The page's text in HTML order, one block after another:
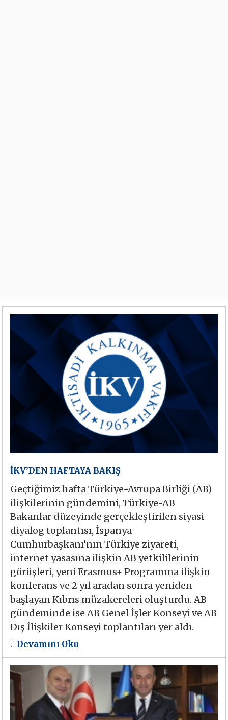
İKV’DEN HAFTAYA BAKIŞ
Geçtiğimiz hafta Türkiye-Avrupa Birliği (AB)
ilişkilerinin gündemini, Türkiye-AB
Bakanlar düzeyinde gerçekleştirilen siyasi
diyalog toplantısı, İspanya
Cumhurbaşkanı’nın Türkiye ziyareti,
internet yasasına ilişkin AB yetkililerinin
görüşleri, yeni Erasmus+ Programına ilişkin
konferans ve 2 yıl aradan sonra yeniden
başlayan Kıbrıs müzakereleri oluşturdu. AB
gündeminde ise AB Genel İşler Konseyi ve AB
Dış İlişkiler Konseyi toplantıları yer aldı.
Devamını Oku